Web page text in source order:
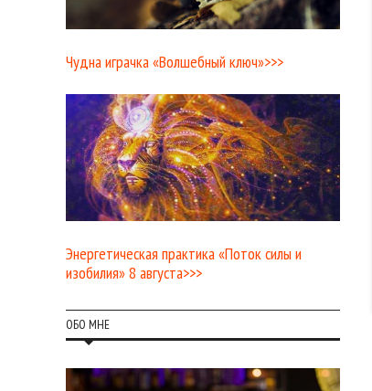
Чудна играчка «Волшебный ключ»>>>
Энергетическая практика «Поток силы и
изобилия» 8 августа>>>
ОБО МНЕ